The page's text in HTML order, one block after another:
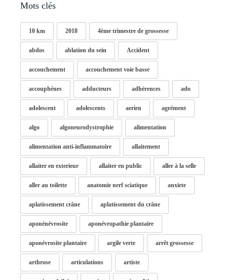
Mots clés
10 km 2018 4ème trimestre de grossesse
abdos ablation du sein Accident
accouchement accouchement voie basse
accouphènes adducteurs adhérences ado
adolescent adolescents aerien agrément
algo algoneurodystrophie alimentation
alimentation anti-inflammatoire allaitement
allaiter en exterieur allaiter en public aller à la selle
aller au toilette anatomie nerf sciatique anxiete
aplatissement crâne aplatissement du crâne
aponénévrosite aponévropathie plantaire
aponévrosite plantaire argile verte arrêt grossesse
arthrose articulations artiste